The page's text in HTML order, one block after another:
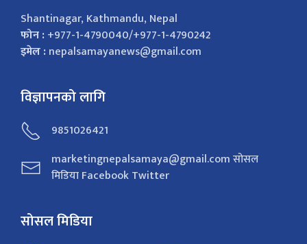
Shantinagar, Kathmandu, Nepal
फोन :+977-1-4790040/+977-1-4790242
इमेल :nepalsamayanews@gmail.com
विज्ञापनको लागि
9851026421
marketingnepalsamaya@gmail.com सोसल
मिडिया Facebook Twitter
सोसल मिडिया